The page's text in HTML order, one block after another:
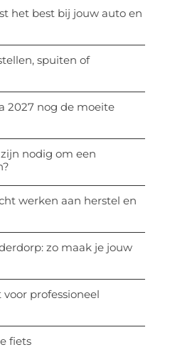
het best bij jouw auto en
spuiten of
2027 nog de moeite
nodig om een
werken aan herstel en
zo maak je jouw
professioneel
fiets